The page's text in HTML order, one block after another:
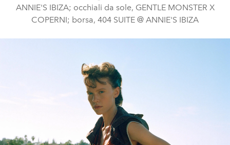
ANNIE'S IBIZA; occhiali da sole, GENTLE MONSTER X
COPERNI; borsa, 404 SUITE @ ANNIE'S IBIZA